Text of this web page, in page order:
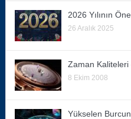
2026 Yılının
26 Aralık 2025
Zaman
8 Ekim 2008
Yükselen